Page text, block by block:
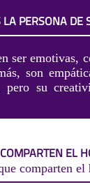
PERSONA DE
ser emotivas,
son
pero su
EL
comparten el